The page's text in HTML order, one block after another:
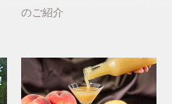
のご紹介